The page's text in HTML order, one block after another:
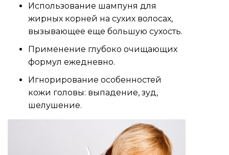
Использование шампуня для
жирных корней на сухих волосах,
вызывающее еще большую сухость.
Применение глубоко очищающих
формул ежедневно.
Игнорирование особенностей
кожи головы: выпадение, зуд,
шелушение.